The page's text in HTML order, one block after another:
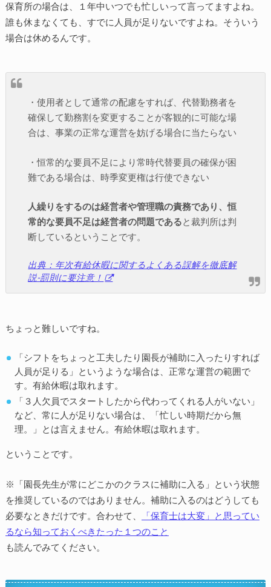
保育所の場合は、１年中いつでも忙しいって言ってますよね。
誰も休まなくても、すでに人員が足りないですよね。そういう
場合は休めるんです。
・使用者として通常の配慮をすれば、代替勤務者を
確保して勤務割を変更することが客観的に可能な場
合は、事業の正常な運営を妨げる場合に当たらない
・恒常的な要員不足により常時代替要員の確保が困
難である場合は、時季変更権は行使できない
人繰りをするのは経営者や管理職の責務であり、恒
常的な要員不足は経営者の問題であると裁判所は判
断しているということです。
出典：年次有給休暇に関するよくある誤解を徹底解
説-罰則に要注意！
ちょっと難しいですね。
「シフトをちょっと工夫したり園長が補助に入ったりすれば
人員が足りる」というような場合は、正常な運営の範囲で
す。有給休暇は取れます。
「３人欠員でスタートしたから代わってくれる人がいない」
など、常に人が足りない場合は、「忙しい時期だから無
理。」とは言えません。有給休暇は取れます。
ということです。
※「園長先生が常にどこかのクラスに補助に入る」という状態
を推奨しているのではありません。補助に入るのはどうしても
必要なときだけです。合わせて、
「保育士は大変」と思ってい
るなら知っておくべきたった１つのこと
も読んでみてください。